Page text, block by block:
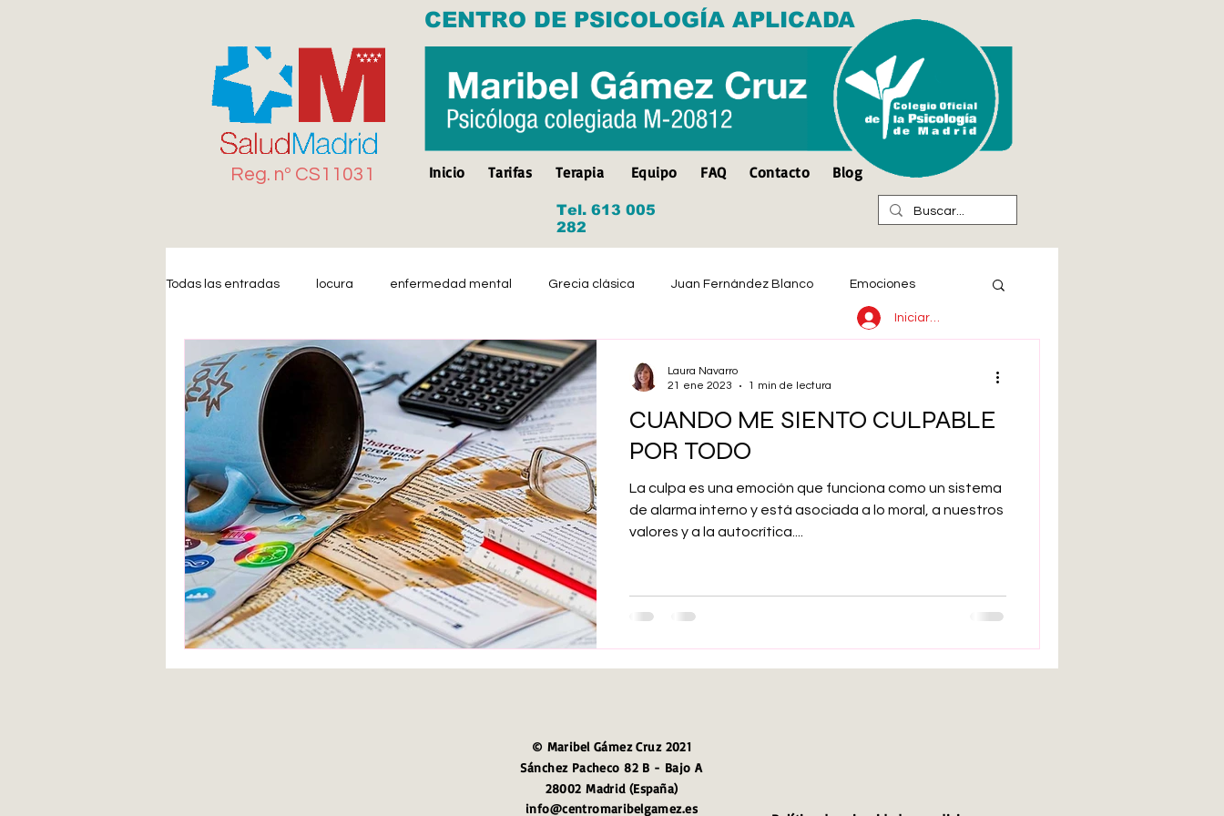
CENTRO DE PSICOLOGÍA APLICADA
Reg. nº CS11031 Inicio Tarifas Terapia Equipo FAQ Contacto Blog
Tel. 613 005
282
Todas las entradas locura enfermedad mental Grecia clásica Juan Fernández Blanco Emociones
Miedo Estrés Ansiedad Suicidio Discapacidad
Blanca de la Torre Fernández Maribel Gámez Comunicación Hijos Separación arte bruto
Deberes escolares empatía Algoritmos cuentos infantiles Historia de la locura Inteligencia artificial
angustia Desarrollo infantil Transgénero Cambio de sexo
CUANDO ME SIENTO CULPABLE
POR TODO
La culpa es una emoción que funciona como un sistema
de alarma interno y está asociada a lo moral, a nuestros
valores y a la autocrítica....
Laura Navarro
21 ene 2023
1 min de lectura
Iniciar sesión
© Maribel Gámez Cruz 2021
Sánchez Pacheco 82 B - Bajo A
28002 Madrid (España)
info@centromaribelgamez.es